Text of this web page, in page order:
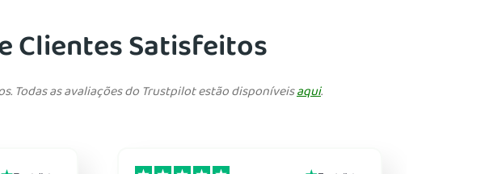
Clientes Satisfeitos
Todas as avaliações do Trustpilot estão disponíveisaqui.